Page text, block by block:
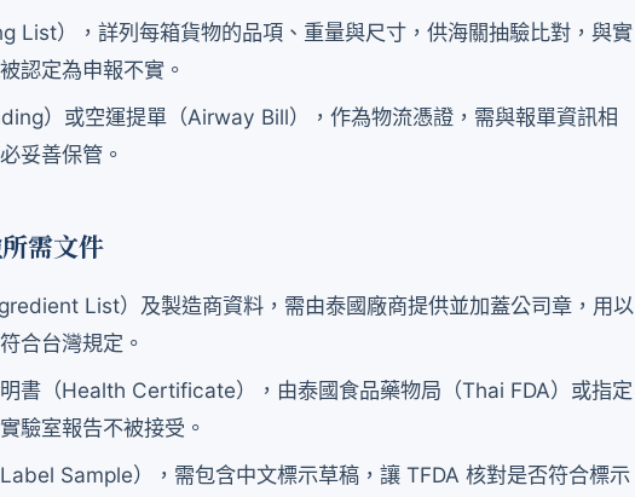
List），詳列每箱貨物的品項、重量與尺寸，供海關抽驗比對，與實
認定為申報不實。
）或空運提單（Airway Bill），作為物流憑證，需與報單資訊相
妥善保管。
需文件
List）及製造商資料，需由泰國廠商提供並加蓋公司章，用以
合台灣規定。
書（Health Certificate），由泰國食品藥物局（Thai FDA）或指定
驗室報告不被接受。
Sample），需包含中文標示草稿，讓 TFDA 核對是否符合標示